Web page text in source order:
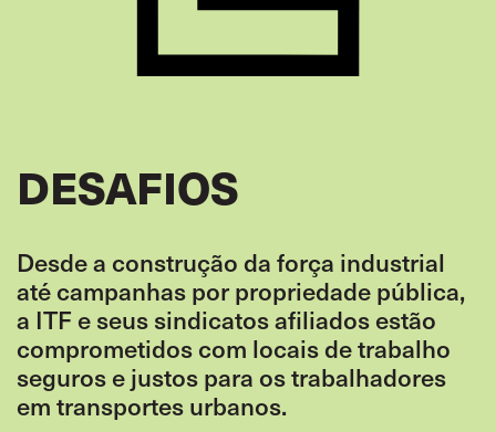
DESAFIOS
Desde a construção da força industrial
até campanhas por propriedade pública,
a ITF e seus sindicatos afiliados estão
comprometidos com locais de trabalho
seguros e justos para os trabalhadores
em transportes urbanos.